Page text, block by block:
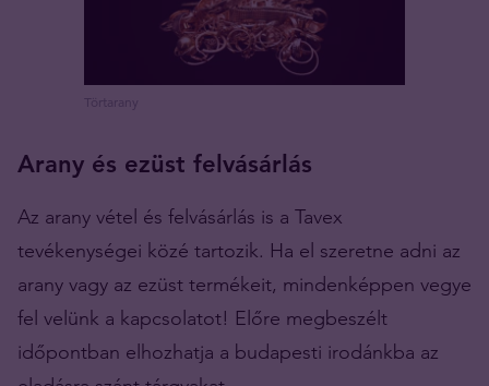
Törtarany
Arany és ezüst felvásárlás
Az arany vétel és felvásárlás is a Tavex
tevékenységei közé tartozik. Ha el szeretne adni az
arany vagy az ezüst termékeit, mindenképpen vegye
fel velünk a kapcsolatot! Előre megbeszélt
időpontban elhozhatja a budapesti irodánkba az